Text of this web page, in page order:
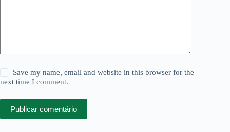
Save my name, email and website in this browser for the
next time I comment.
Publicar comentário